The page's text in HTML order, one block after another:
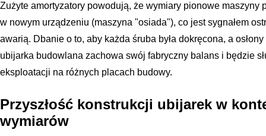
Zużyte amortyzatory powodują, że wymiary pionowe maszyny
w nowym urządzeniu (maszyna "osiada"), co jest sygnałem
awarią. Dbanie o to, aby każda śruba była dokręcona, a
ubijarka budowlana zachowa swój fabryczny balans i będzie
eksploatacji na różnych placach budowy.
Przyszłość konstrukcji ubijarek w
wymiarów